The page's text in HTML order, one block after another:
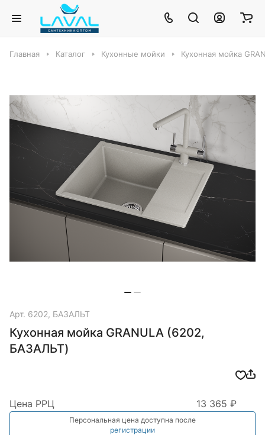
Главная Каталог Кухонные мойки Кухонная мойка
Арт. 6202, БАЗАЛЬТ
Кухонная мойка GRANULA (6202,
БАЗАЛЬТ)
Цена РРЦ 13 365 ₽
Персональная цена доступна после
регистрации